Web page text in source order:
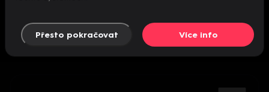
Přesto pokračovat Více info